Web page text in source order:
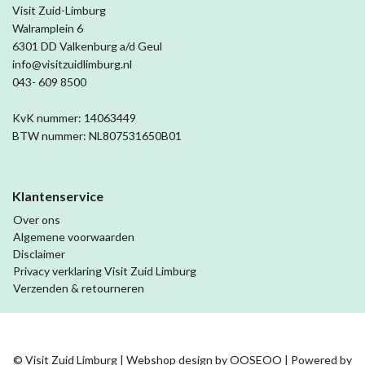
Visit Zuid-Limburg
Walramplein 6
6301 DD Valkenburg a/d Geul
info@visitzuidlimburg.nl
043- 609 8500
KvK nummer: 14063449
BTW nummer: NL807531650B01
Klantenservice
Over ons
Algemene voorwaarden
Disclaimer
Privacy verklaring Visit Zuid Limburg
Verzenden & retourneren
© Visit Zuid Limburg | Webshop design byOOSEOO | Powered by